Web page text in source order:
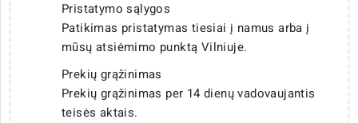
Pristatymo sąlygos
Patikimas pristatymas tiesiai į namus arba į
mūsų atsiėmimo punktą Vilniuje.
Prekių grąžinimas
Prekių grąžinimas per 14 dienų vadovaujantis
teisės aktais.